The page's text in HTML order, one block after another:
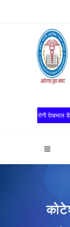
रोगी देखभाल